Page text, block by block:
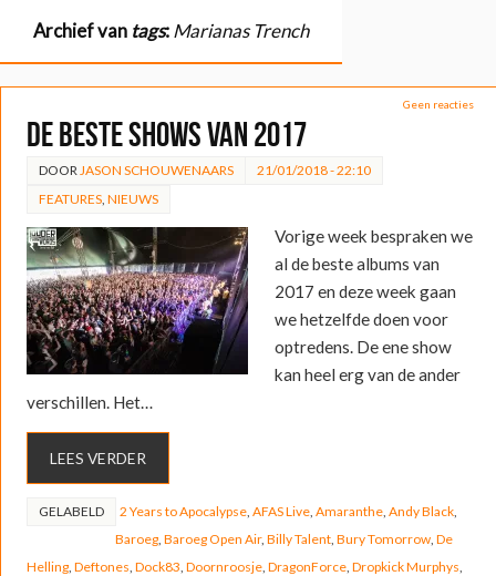
Archief van tags:Marianas Trench
Geen reacties
De Beste Shows van 2017
DOOR JASON SCHOUWENAARS
21/01/2018 - 22:10
FEATURES, NIEUWS
Vorige week bespraken we
al de beste albums van
2017 en deze week gaan
we hetzelfde doen voor
optredens. De ene show
kan heel erg van de ander
verschillen. Het…
LEES VERDER
GELABELD 2 Years to Apocalypse, AFAS Live, Amaranthe, Andy Black,
Baroeg, Baroeg Open Air, Billy Talent, Bury Tomorrow, De
Helling, Deftones Dock83 Doornroosje, DragonForce, Dropkick Murphys